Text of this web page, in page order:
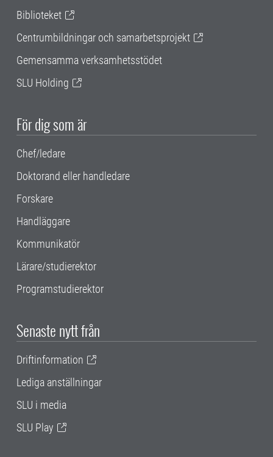
Biblioteket
Centrumbildningar och samarbetsprojekt
Gemensamma verksamhetsstödet
SLU Holding
För dig som är
Chef/ledare
Doktorand eller handledare
Forskare
Handläggare
Kommunikatör
Lärare/studierektor
Programstudierektor
Senaste nytt från
Driftinformation
Lediga anställningar
SLU i media
SLU Play